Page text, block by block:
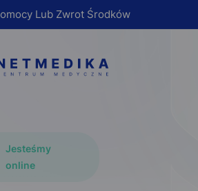
Lub Zwrot Środków
Jesteśmy
online